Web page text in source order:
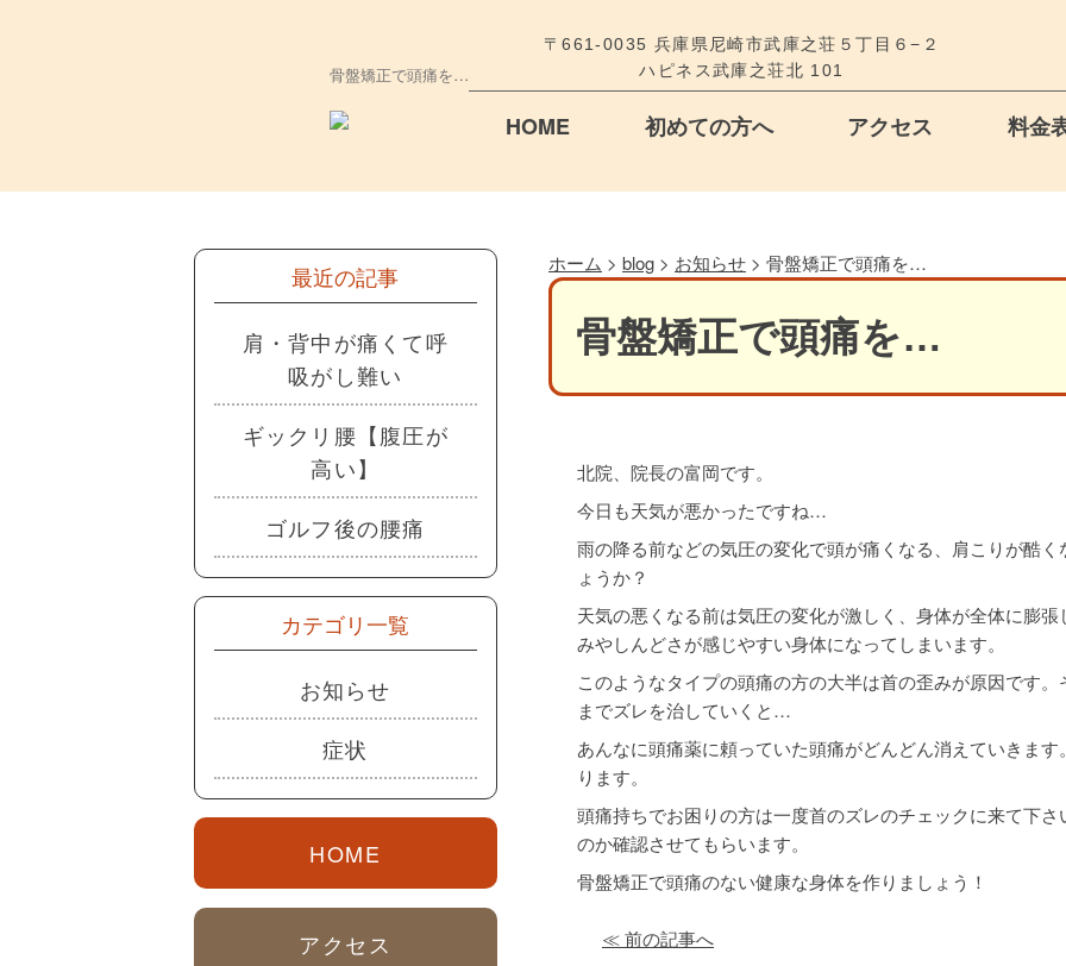
骨盤矯正で頭痛を…
〒661-0035 兵庫県尼崎市武庫之荘５丁目６−２
ハピネス武庫之荘北 101
HOME 初めての方へ アクセス 料金
ホーム > blog > お知らせ > 骨盤矯正で頭痛を…
骨盤矯正で頭痛を…
北院、院長の富岡です。
今日も天気が悪かったですね…
雨の降る前などの気圧の変化で頭が痛くなる、肩こりが酷
ょうか？
天気の悪くなる前は気圧の変化が激しく、身体が全体に膨
みやしんどさが感じやすい身体になってしまいます。
このようなタイプの頭痛の方の大半は首の歪みが原因です
までズレを治していくと…
あんなに頭痛薬に頼っていた頭痛がどんどん消えていきま
ります。
頭痛持ちでお困りの方は一度首のズレのチェックに来て下
のか確認させてもらいます。
骨盤矯正で頭痛のない健康な身体を作りましょう！
≪ 前の記事へ
最近の記事
肩・背中が痛くて呼
吸がし難い
ギックリ腰【腹圧が
高い】
ゴルフ後の腰痛
カテゴリ一覧
お知らせ
症状
HOME
アクセス